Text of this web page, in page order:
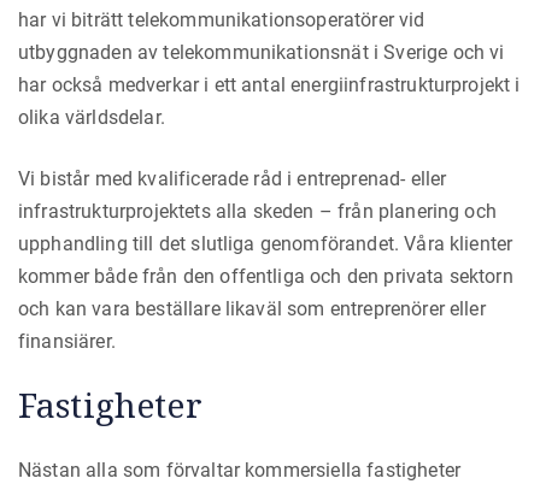
har vi biträtt telekommunikationsoperatörer vid
utbyggnaden av telekommunikationsnät i Sverige och vi
har också medverkar i ett antal energiinfrastrukturprojekt i
olika världsdelar.
Vi bistår med kvalificerade råd i entreprenad- eller
infrastrukturprojektets alla skeden – från planering och
upphandling till det slutliga genomförandet. Våra klienter
kommer både från den offentliga och den privata sektorn
och kan vara beställare likaväl som entreprenörer eller
finansiärer.
Fastigheter
Nästan alla som förvaltar kommersiella fastigheter